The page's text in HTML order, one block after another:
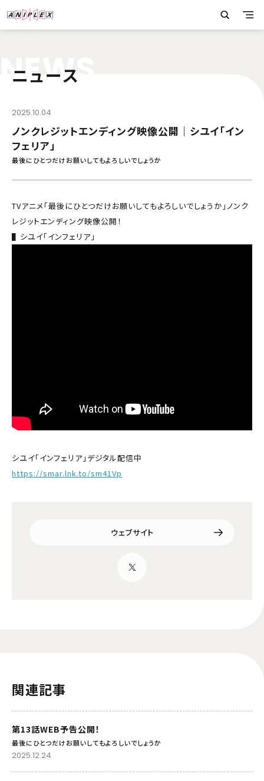
NEWS
ニュース
2025.10.04
ノンクレジットエンディング映像公開｜シユイ「イン
フェリア」
最後にひとつだけお願いしてもよろしいでしょうか
TVアニメ「最後にひとつだけお願いしてもよろしいでしょうか」ノンク
レジットエンディング映像公開！
▌シユイ「インフェリア」
シユイ「インフェリア」デジタル配信中
https://smar.lnk.to/sm41Vp
ウェブサイト
関連記事
第13話WEB予告公開！
最後にひとつだけお願いしてもよろしいでしょうか
2025.12.24